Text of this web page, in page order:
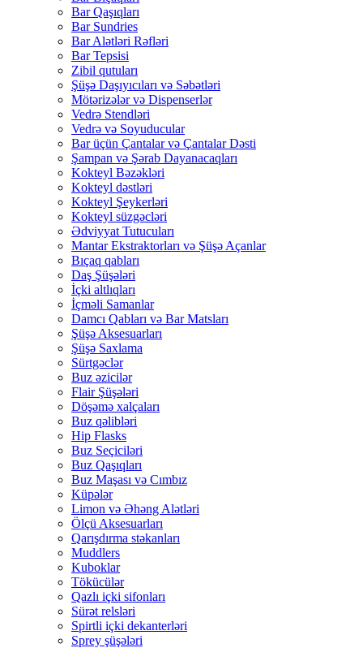
Bar Qaşıqları
Bar Sundries
Bar Alətləri Rəfləri
Bar Tepsisi
Zibil qutuları
Şüşə Daşıyıcıları və Səbətləri
Mötərizələr və Dispenserlər
Vedrə Stendləri
Vedrə və Soyuducular
Bar üçün Çantalar və Çantalar Dəsti
Şampan və Şərab Dayanacaqları
Kokteyl Bəzəkləri
Kokteyl dəstləri
Kokteyl Şeykerləri
Kokteyl süzgəcləri
Ədviyyat Tutucuları
Mantar Ekstraktorları və Şüşə Açanlar
Bıçaq qabları
Daş Şüşələri
İçki altlıqları
İçməli Samanlar
Damcı Qabları və Bar Matsları
Şüşə Aksesuarları
Şüşə Saxlama
Sürtgəclər
Buz əzicilər
Flair Şüşələri
Döşəmə xalçaları
Buz qəlibləri
Hip Flasks
Buz Seçiciləri
Buz Qaşıqları
Buz Maşası və Cımbız
Küpələr
Limon və Əhəng Alətləri
Ölçü Aksesuarları
Qarışdırma stəkanları
Muddlers
Kuboklar
Tökücülər
Qazlı içki sifonları
Sürət relsləri
Spirtli içki dekanterləri
Sprey şüşələri